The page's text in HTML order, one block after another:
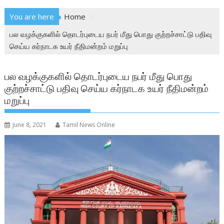
You are here
Home
பல வழக்குகளில் தொடர்புடைய நபர் மீது பொது குற்றச்சாட்டு பதிவு
செய்ய கர்நாடக உயர் நீதிமன்றம் மறுப்பு
பல வழக்குகளில் தொடர்புடைய நபர் மீது பொது
குற்றச்சாட்டு பதிவு செய்ய கர்நாடக உயர் நீதிமன்றம்
மறுப்பு
June 8, 2021 Tamil News Online